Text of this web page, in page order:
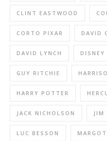
CLINT EASTWOOD
CORTO PIXAR DAVID
DAVID LYNCH DISNEY
GUY RITCHIE
HARRY POTTER
JACK NICHOLSON JIM
LUC BESSON